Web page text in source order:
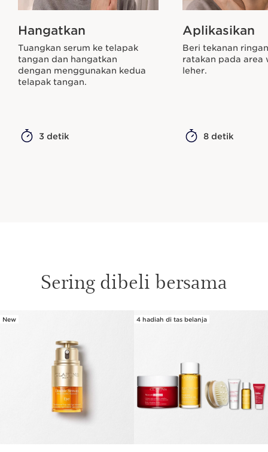
Hangatkan
Tuangkan serum ke telapak
tangan dan hangatkan
dengan menggunakan kedua
telapak tangan.
3 detik
Aplikasikan
Beri tekanan
ratakan pada area
leher.
8 detik
Sering dibeli bersama
New 4 hadiah di tas belanja